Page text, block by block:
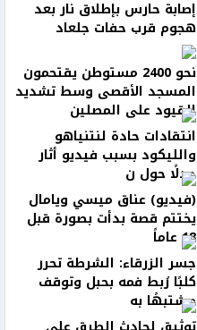
إصابة حارس بإطلاق نار بعد
هجوم قرب حفات جلعاد
نحو 2400 مستوطن يقتحمون
المسجد الأقصى وسط تشديد
القيود على المصلين
انتقادات حادة لنتنياهو
والليكود بسبب فيديو أثار
جدلًا حول ن
(فيديو) عناق ميسي ويامال
يختتم قصة بدأت بصورة قبل
18 عاماً
جسر الزرقاء: الشرطة تحرر
كلبًا رُبط فمه بحبل وتوقف
مشتبهًا به